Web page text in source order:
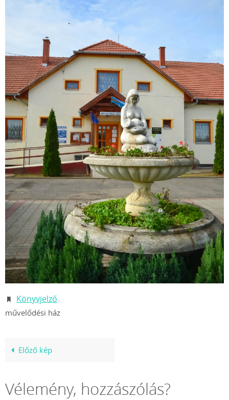
Könyvjelző.
művelődési ház
Előző kép
Vélemény, hozzászólás?